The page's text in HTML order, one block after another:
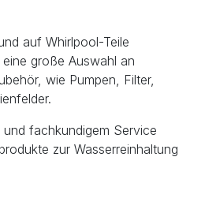
auf Whirlpool-Teile
große Auswahl an
wie Pumpen, Filter,
fachkundigem Service
zur Wasserreinhaltung